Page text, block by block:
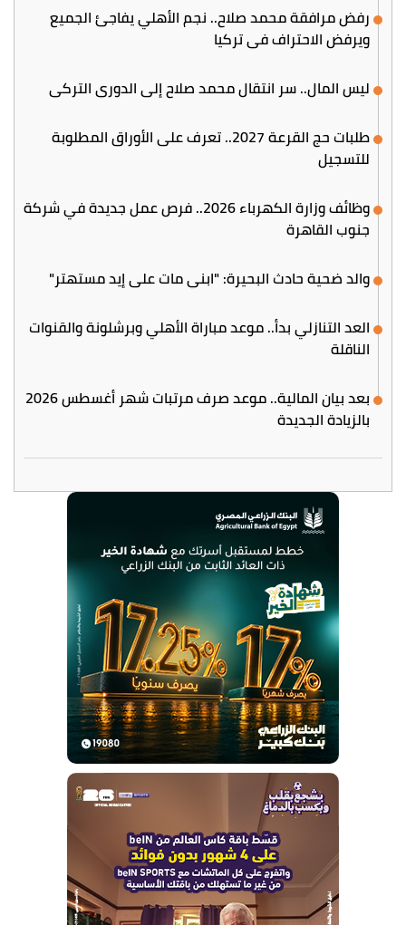
رفض مرافقة محمد صلاح.. نجم الأهلي يفاجئ الجميع
ويرفض الاحتراف في تركيا
ليس المال.. سر انتقال محمد صلاح إلى الدوري التركي
طلبات حج القرعة 2027.. تعرف على الأوراق المطلوبة
للتسجيل
وظائف وزارة الكهرباء 2026.. فرص عمل جديدة في شركة
جنوب القاهرة
والد ضحية حادث البحيرة: "ابني مات على إيد مستهتر"
العد التنازلي بدأ.. موعد مباراة الأهلي وبرشلونة والقنوات
الناقلة
بعد بيان المالية.. موعد صرف مرتبات شهر أغسطس 2026
بالزيادة الجديدة